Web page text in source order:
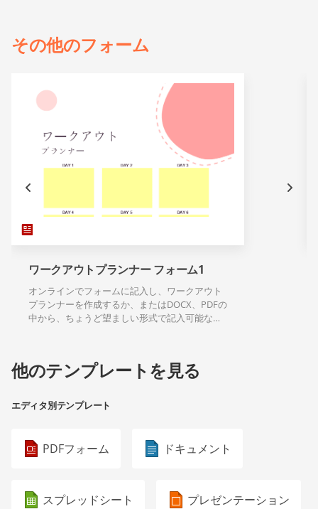
その他のフォーム
ワークアウトプランナー フォーム1
オンラインでフォームに記入し、ワークアウト
プランナーを作成するか、またはDOCX、PDFの
中から、ちょうど望ましい形式で記入可能なテ
他のテンプレートを見る
エディタ別テンプレート
PDFフォーム ドキュメント
スプレッドシート プレゼンテーション